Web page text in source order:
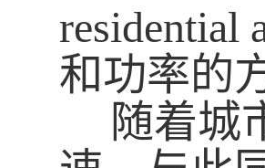
和功率的
随着城